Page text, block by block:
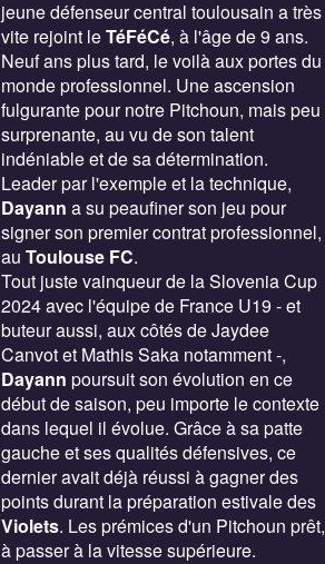
jeune défenseur central toulousain a très
vite rejoint leTéFéCé, à l'âge de 9 ans.
Neuf ans plus tard, le voilà aux portes du
monde professionnel. Une ascension
fulgurante pour notre Pitchoun, mais peu
surprenante, au vu de son talent
indéniable et de sa détermination.
Leader par l'exemple et la technique,
Dayann a su peaufiner son jeu pour
signer son premier contrat professionnel,
auToulouse FC.
Tout juste vainqueur de la Slovenia Cup
2024 avec l'équipe de France U19 - et
buteur aussi, aux côtés de Jaydee
Canvot et Mathis Saka notamment -,
Dayannpoursuit son évolution en ce
début de saison, peu importe le contexte
dans lequel il évolue. Grâce à sa patte
gauche et ses qualités défensives, ce
dernier avait déjà réussi à gagner des
points durant la préparation estivale des
Violets. Les prémices d'un Pitchoun prêt,
à passer à la vitesse supérieure.